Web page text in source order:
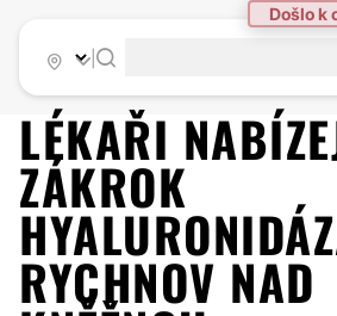
LÉKAŘI
ZÁKROK
RYCHNOV NAD